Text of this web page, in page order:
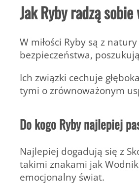
Jak Ryby radzą
W miłości Ryby są z natury
bezpieczeństwa,
Ich związki cechuje
tymi o zrównoważonym
Do kogo Ryby najlepiej
Najlepiej dogadują się z
takimi znakami jak
emocjonalny świat.